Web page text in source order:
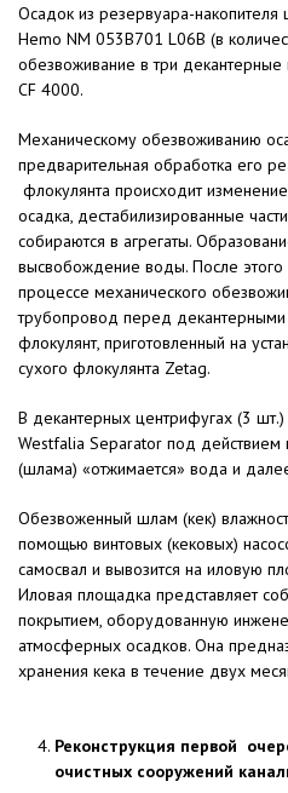
Осадок из резервуара-
Hemo NM 053B701 L06В (в
обезвоживание в три
CF 4000.
Механическому обезвоживанию
предварительная обработка его
флокулянта происходит
осадка, дестабилизированные
собираются в агрегаты.
высвобождение воды. После этого
процессе механического
трубопровод перед декантерными
флокулянт, приготовленный на
сухого флокулянта Zetag.
В декантерных центрифугах (3
Westfalia Separator под действием
(шлама) «отжимается» вода и
Обезвоженный шлам (кек)
помощью винтовых (кековых)
самосвал и вывозится на иловую
Иловая площадка представляет
покрытием, оборудованную
атмосферных осадков. Она
хранения кека в течение двух
Реконструкция первой
очистных сооружений